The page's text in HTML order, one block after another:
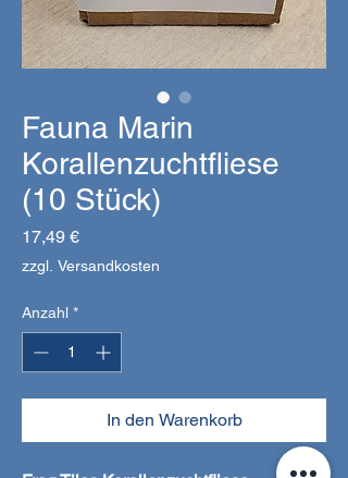
Fauna Marin
Korallenzuchtfliese
(10 Stück)
17,49 €Preis
zzgl. Versandkosten
Anzahl *
In den Warenkorb